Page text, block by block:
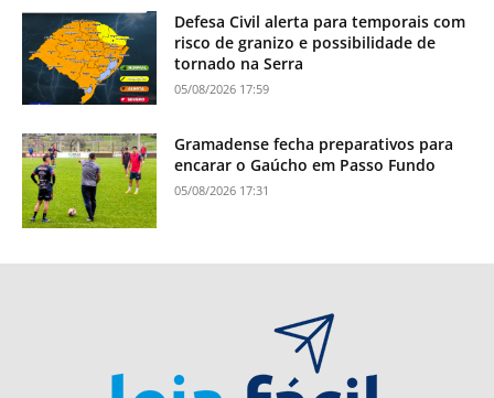
Defesa Civil alerta para temporais com
risco de granizo e possibilidade de
tornado na Serra
05/08/2026 17:59
Gramadense fecha preparativos para
encarar o Gaúcho em Passo Fundo
05/08/2026 17:31